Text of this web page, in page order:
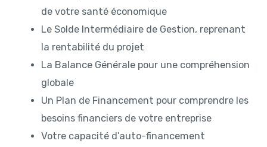
de votre santé économique
Le Solde Intermédiaire de Gestion, reprenant
la rentabilité du projet
La Balance Générale pour une compréhension
globale
Un Plan de Financement pour comprendre les
besoins financiers de votre entreprise
Votre capacité d’auto-financement